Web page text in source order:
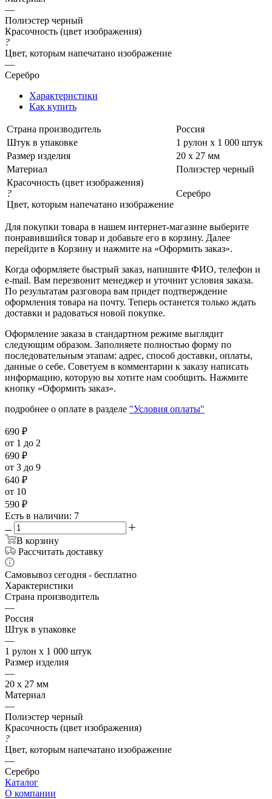
—
Полиэстер черный
Красочность (цвет изображения)
?
Цвет, которым напечатано изображение
—
Серебро
Характеристики
Как купить
Страна производитель
Россия
Штук в упаковке
1 рулон х 1 000 штук
Размер изделия
20 х 27 мм
Материал
Полиэстер черный
Красочность (цвет изображения)
?
Цвет, которым напечатано изображение
Серебро
Для покупки товара в нашем интернет-магазине выберите
понравившийся товар и добавьте его в корзину. Далее
перейдите в Корзину и нажмите на «Оформить заказ».
Когда оформляете быстрый заказ, напишите ФИО, телефон и
e-mail. Вам перезвонит менеджер и уточнит условия заказа.
По результатам разговора вам придет подтверждение
оформления товара на почту. Теперь останется только ждать
доставки и радоваться новой покупке.
Оформление заказа в стандартном режиме выглядит
следующим образом. Заполняете полностью форму по
последовательным этапам: адрес, способ доставки, оплаты,
данные о себе. Советуем в комментарии к заказу написать
информацию, которую вы хотите нам сообщить. Нажмите
кнопку «Оформить заказ».
подробнее о оплате в разделе "Условия оплаты"
690 ₽
от 1 до 2
690 ₽
от 3 до 9
640 ₽
от 10
590 ₽
Есть в наличии: 7
В корзину
Рассчитать доставку
Самовывоз сегодня - бесплатно
Характеристики
Страна производитель
—
Россия
Штук в упаковке
—
1 рулон х 1 000 штук
Размер изделия
—
20 х 27 мм
Материал
—
Полиэстер черный
Красочность (цвет изображения)
?
Цвет, которым напечатано изображение
—
Серебро
Каталог
О компании